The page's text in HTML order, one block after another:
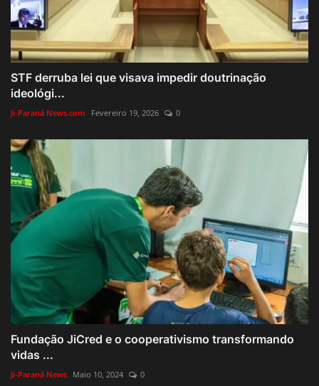
STF derruba lei que visava impedir doutrinação
ideológi...
Ji-Paraná News.com Fevereiro 19, 2026 0
Fundação JiCred e o cooperativismo transformando
vidas ...
Ji-Paraná News Maio 10, 2024 0